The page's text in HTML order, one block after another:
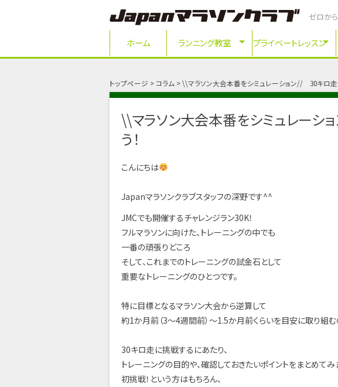
ゼロか
ホーム ランニング教室 プライベートレッスン
トップページ コラム \\マラソン大会本番をシミュレーション// 30キロ走
\\マラソン大会本番をシミュレー
う！
こんにちは
Japanマラソンクラブスタッフの深野です^^
JMCでも開催するチャレンジラン30K！
フルマラソンに向けた、トレーニングの中でも
一番の頑張りどころ
そして、これまでのトレーニングの試金石として
重要なトレーニングのひとつです。
特に目標となるマラソン大会から逆算して
約1か月前（3～4週間前）～1.5か月前くらいを目安に取り組む
30キロ走に挑戦するにあたり、
トレーニングの目的や、確認しておきたいポイントをまとめてみ
初挑戦！という方はもちろん、